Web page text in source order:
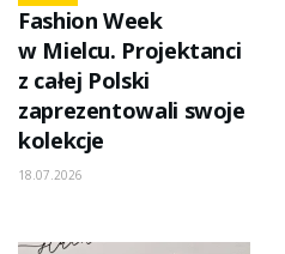
Fashion Week
w Mielcu. Projektanci
z całej Polski
zaprezentowali swoje
kolekcje
18.07.2026